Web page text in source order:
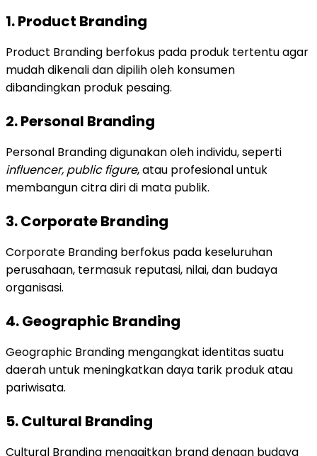
1. Product Branding
Product Branding berfokus pada produk tertentu agar
mudah dikenali dan dipilih oleh konsumen
dibandingkan produk pesaing.
2. Personal Branding
Personal Branding digunakan oleh individu, seperti
influencer, public figure, atau profesional untuk
membangun citra diri di mata publik.
3. Corporate Branding
Corporate Branding berfokus pada keseluruhan
perusahaan, termasuk reputasi, nilai, dan budaya
organisasi.
4. Geographic Branding
Geographic Branding mengangkat identitas suatu
daerah untuk meningkatkan daya tarik produk atau
pariwisata.
5. Cultural Branding
Cultural Branding mengaitkan brand dengan budaya